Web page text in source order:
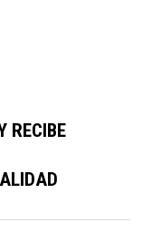
RECIBE